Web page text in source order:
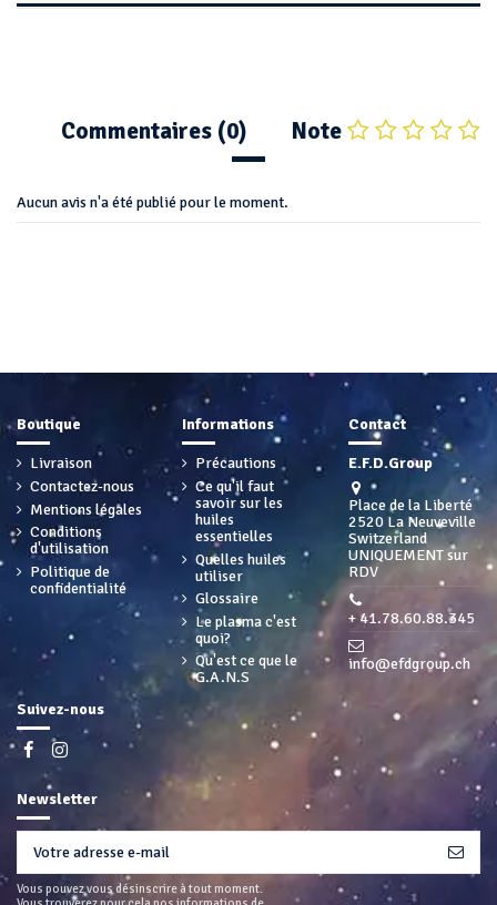
Note
Commentaires (0)
Aucun avis n'a été publié pour le moment.
Boutique
Livraison
Contactez-nous
Mentions légales
Conditions
d'utilisation
Politique de
confidentialité
Informations
Précautions
Ce qu'il faut
savoir sur les
huiles
essentielles
Quelles huiles
utiliser
Glossaire
Le plasma c'est
quoi?
Qu'est ce que le
G.A.N.S
Contact
E.F.D.Group
Place de la Liberté
2520 La Neuveville
Switzerland
UNIQUEMENT sur
RDV
+ 41.78.60.88.345
info@efdgroup.ch
Suivez-nous
Newsletter
Vous pouvez vous désinscrire à tout moment.